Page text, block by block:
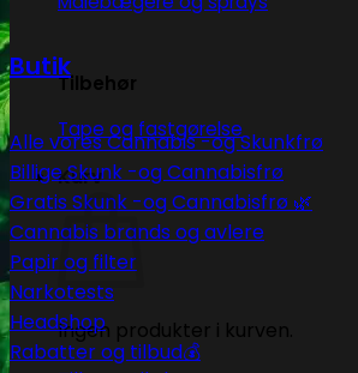
Tilbehør
Tape og fastgørelse
Kurv
Ingen produkter i kurven.
Butik
Alle vores Cannabis -og Skunkfrø
Billige Skunk -og Cannabisfrø
Gratis Skunk -og Cannabisfrø 🌿
Cannabis brands og avlere
Papir og filter
Narkotests
Headshop
Rabatter og tilbud💰